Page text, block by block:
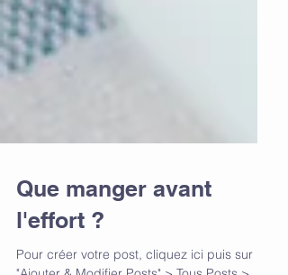
Que manger avant
l'effort ?